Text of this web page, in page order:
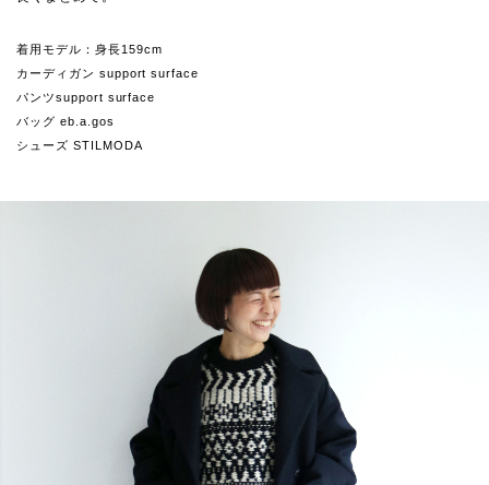
着用モデル：身長159cm
カーディガン support surface
パンツsupport surface
バッグ eb.a.gos
シューズ STILMODA